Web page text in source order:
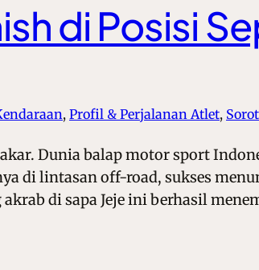
di Posisi
, Profil & Perjalanan Atlet,
Dunia balap motor sport
di lintasan off-road, sukses
di sapa Jeje ini berhasil